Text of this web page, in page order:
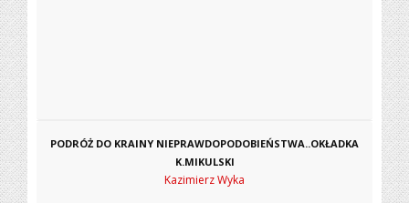
PODRÓŻ DO KRAINY NIEPRAWDOPODOBIEŃSTWA..OKŁADKA
K.MIKULSKI
Kazimierz Wyka